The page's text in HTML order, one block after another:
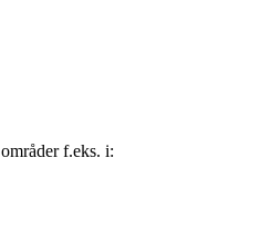
f.eks. i: